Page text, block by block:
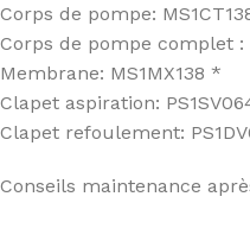
Corps de pompe:
Corps de pompe complet :
Membrane: MS1MX138 *
Clapet aspiration:
Clapet refoulement:
Conseils maintenance